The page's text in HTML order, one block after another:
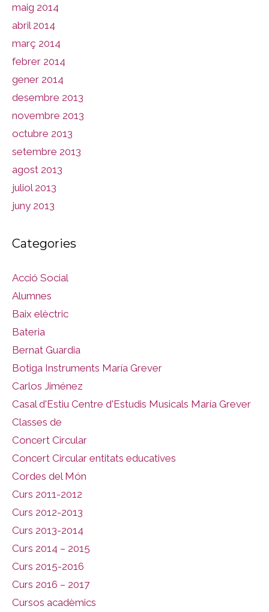
maig 2014
abril 2014
març 2014
febrer 2014
gener 2014
desembre 2013
novembre 2013
octubre 2013
setembre 2013
agost 2013
juliol 2013
juny 2013
Categories
Acció Social
Alumnes
Baix elèctric
Bateria
Bernat Guardia
Botiga Instruments María Grever
Carlos Jiménez
Casal d'Estiu Centre d'Estudis Musicals María Grever
Classes de
Concert Circular
Concert Circular entitats educatives
Cordes del Món
Curs 2011-2012
Curs 2012-2013
Curs 2013-2014
Curs 2014 – 2015
Curs 2015-2016
Curs 2016 – 2017
Cursos acadèmics